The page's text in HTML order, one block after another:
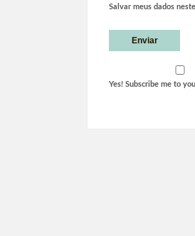
Salvar meus dados
Yes! Subscribe me to